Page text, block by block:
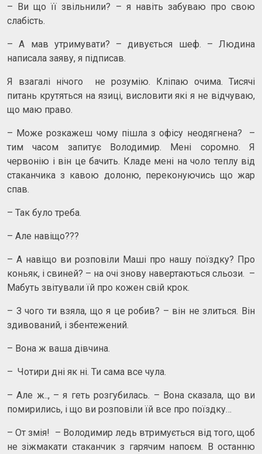
– Ви що її звільнили? – я навіть забуваю про свою
слабість.
– А мав утримувати? – дивується шеф. – Людина
написала заяву, я підписав.
Я взагалі нічого не розумію. Кліпаю очима. Тисячі
питань крутяться на язиці, висловити які я не відчуваю,
що маю право.
– Може розкажеш чому пішла з офісу неодягнена? –
тим часом запитує Володимир. Мені соромно. Я
червонію і він це бачить. Кладе мені на чоло теплу від
стаканчика з кавою долоню, переконуючись що жар
спав.
– Так було треба.
– Але навіщо???
– А навіщо ви розповіли Маші про нашу поїздку? Про
коньяк, і свиней? – на очі знову навертаються сльози. –
Мабуть звітували їй про кожен свій крок.
– З чого ти взяла, що я це робив? – він не злиться. Він
здивований, і збентежений.
– Вона ж ваша дівчина.
– Чотири дні як ні. Ти сама все чула.
– Але ж.., – я геть розгубилась. – Вона сказала, що ви
помирились, і що ви розповіли їй все про поїздку…
– От змія! – Володимир ледь втримується від того, щоб
не зіжмакати стаканчик з гарячим напоєм. В останню